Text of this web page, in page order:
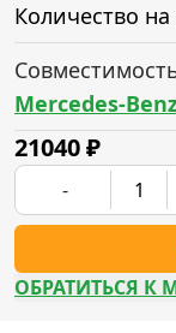
Количество на
Mercedes-
21040₽
-
ОБРАТИТЬСЯ К